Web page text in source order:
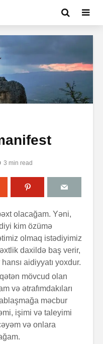
3 min read
olacağam. Yəni,
kim özümə
olmaq istədiyimiz
daxildə baş verir,
aidiyyatı yoxdur.
mövcud olan
və ətrafımdakıları
məcbur
işimi və taleyimi
və onlara